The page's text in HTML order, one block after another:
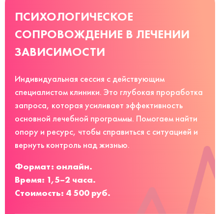
ПСИХОЛОГИЧЕСКОЕ
СОПРОВОЖДЕНИЕ В ЛЕЧЕНИИ
ЗАВИСИМОСТИ
Индивидуальная сессия с действующим
специалистом клиники. Это глубокая проработка
запроса, которая усиливает эффективность
основной лечебной программы. Помогаем найти
опору и ресурс, чтобы справиться с ситуацией и
вернуть контроль над жизнью.
Формат: онлайн.
Время: 1,5–2 часа.
Стоимость: 4 500 руб.